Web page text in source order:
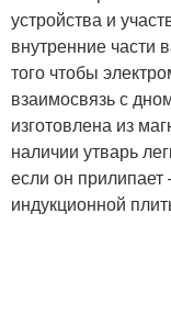
устройства и
внутренние части
того чтобы
взаимосвязь с
изготовлена из
наличии утварь
если он прилипает
индукционной